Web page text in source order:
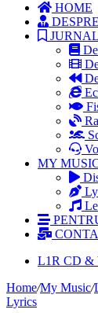
HOME
JURNAL
MY
L1R CD &
Home/My Music/
Lyrics